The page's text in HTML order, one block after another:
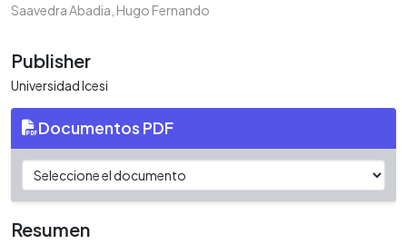
Saavedra Abadia, Hugo Fernando
Publisher
Universidad Icesi
Documentos PDF
Resumen